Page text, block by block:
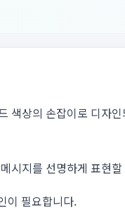
색상의 손잡이로 디자
시지를 선명하게 표현
이 필요합니다.